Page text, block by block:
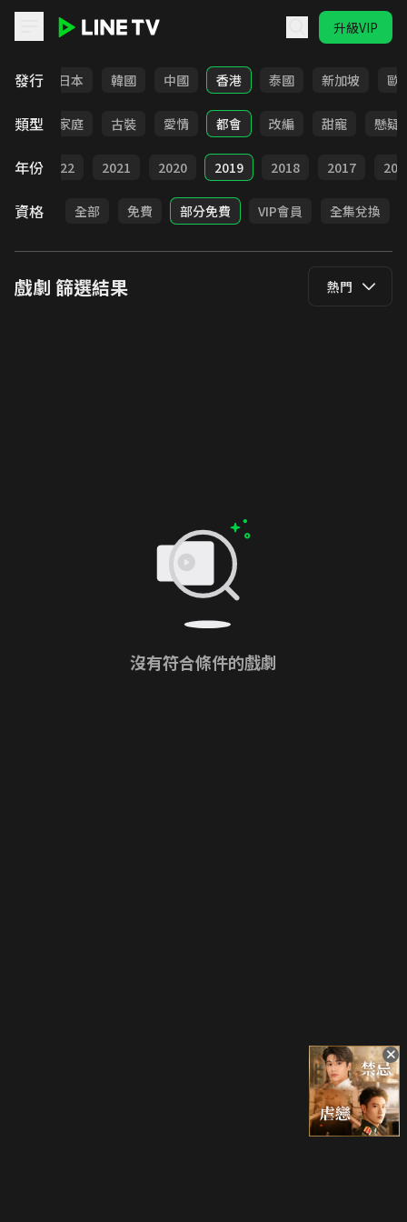
升級VIP
發行
台灣 日本 韓國 中國 香港 泰國 新加坡 歐
類型
校園 家庭 古裝 愛情 都會 改編 甜寵 懸疑
年份 2022 2021 2020 2019 2018 2017
資格 全部 免費 部分免費 VIP會員 全集兌換
戲劇 篩選結果 熱門
沒有符合條件的戲劇